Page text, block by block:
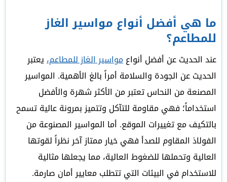
ما هي أفضل أنواع مواسير الغاز
للمطاعم؟
عند الحديث عن أفضل أنواعمواسير الغاز للمطاعم،يعتبر
الحديث عن الجودة والسلامة أمراً بالغ الأهمية. المواسير
المصنعة من النحاس تعتبر من الأكثر شهرة والأفضل
استخداماً؛ فهي مقاومة للتآكل وتتميز بمرونة عالية تسمح
بالتكيف مع تغييرات الموقع. أما المواسير المصنوعة من
الفولاذ المقاوم للصدأ فهي خيار ممتاز آخر نظراً لقوتها
العالية وتحملها للضغوط العالية، مما يجعلها مثالية
للاستخدام في البيئات التي تتطلب معايير أمان صارمة.